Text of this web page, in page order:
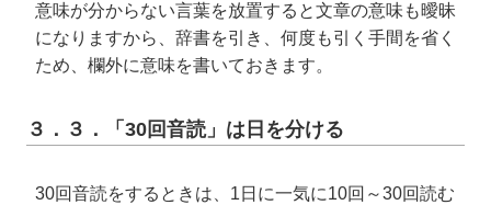
意味が分からない言葉を放置すると文章の意味も曖昧
になりますから、辞書を引き、何度も引く手間を省く
ため、欄外に意味を書いておきます。
３．３．「30回音読」は日を分ける
30回音読をするときは、1日に一気に10回～30回読む